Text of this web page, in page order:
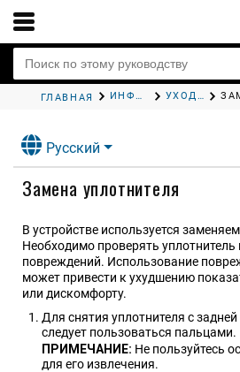
ГЛАВНАЯ ИНФОРМАЦИЯ ОБ УСТРОЙСТВЕ УХОД ЗА УСТРОЙСТВОМ
Русский
Замена уплотнителя
В устройстве используется
Необходимо проверять уплотнитель
повреждений. Использование
может привести к ухудшению
или дискомфорту.
Для снятия уплотнителя с
следует пользоваться пальцами.
ПРИМЕЧАНИЕ: Не пользуйтесь
для его извлечения.